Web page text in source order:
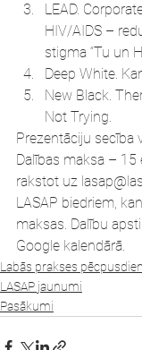
LEAD.
HIV/AIDS –
stigma “Tu un
Deep White.
New Black.
Not Trying.
Prezentāciju secība
Dalības maksa – 15
rakstot uz
LASAP biedriem,
maksas. Dalību
Google kalendārā.
Labās prakses
LASAP jaunumi
Pasākumi